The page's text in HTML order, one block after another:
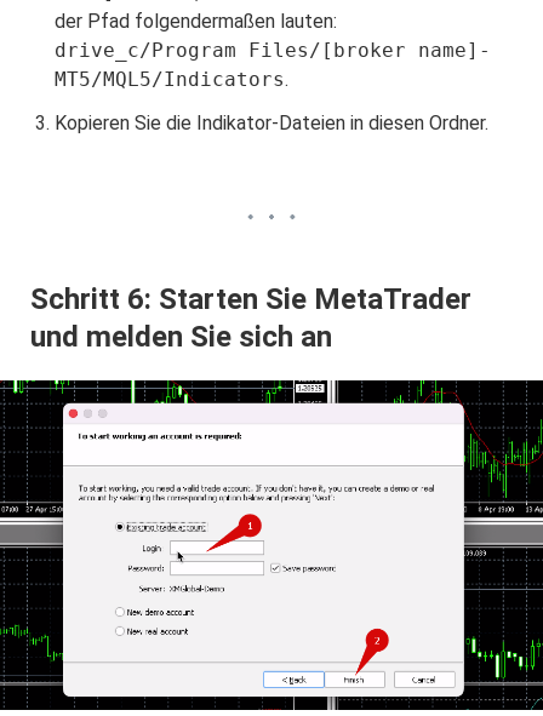
der Pfad folgendermaßen lauten:
drive_c/Program Files/[broker name]-
MT5/MQL5/Indicators.
Kopieren Sie die Indikator-Dateien in diesen Ordner.
Schritt 6: Starten Sie MetaTrader
und melden Sie sich an